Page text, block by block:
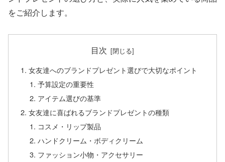
をご紹介します。
目次
女友達へのブランドプレゼント選びで大切なポイント
予算設定の重要性
アイテム選びの基準
女友達に喜ばれるブランドプレゼントの種類
コスメ・リップ製品
ハンドクリーム・ボディクリーム
ファッション小物・アクセサリー